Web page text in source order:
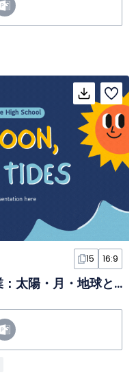
15 16:9
キュートなイラスト理科授業：太陽・月・地球と潮汐スライド